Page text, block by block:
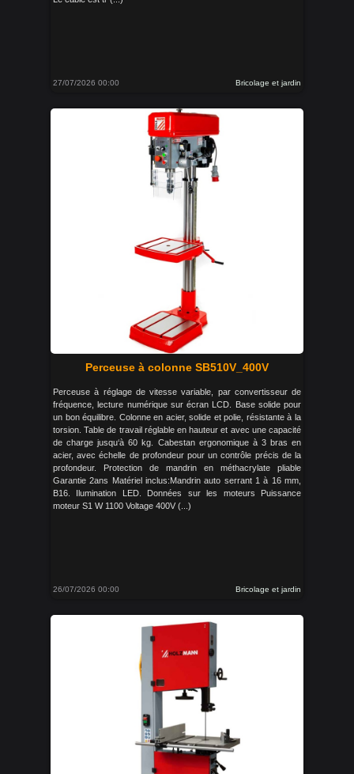
27/07/2026 00:00 Bricolage et jardin
Perceuse à colonne SB510V_400V
Perceuse à réglage de vitesse variable, par convertisseur de
fréquence, lecture numérique sur écran LCD. Base solide pour
un bon équilibre. Colonne en acier, solide et polie, résistante à la
torsion. Table de travail réglable en hauteur et avec une capacité
de charge jusqu‘à 60 kg. Cabestan ergonomique à 3 bras en
acier, avec échelle de profondeur pour un contrôle précis de la
profondeur. Protection de mandrin en méthacrylate pliable
Garantie 2ans Matériel inclus:Mandrin auto serrant 1 à 16 mm,
B16. Ilumination LED. Données sur les moteurs Puissance
moteur S1 W 1100 Voltage 400V (...)
26/07/2026 00:00 Bricolage et jardin